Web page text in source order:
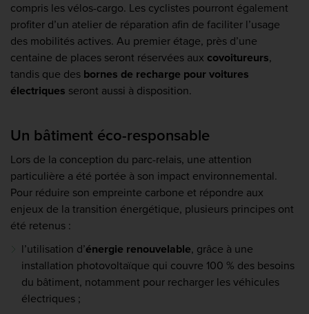
compris les vélos-cargo. Les cyclistes pourront également
profiter d’un atelier de réparation afin de faciliter l’usage
des mobilités actives. Au premier étage, près d’une
centaine de places seront réservées aux covoitureurs,
tandis que des bornes de recharge pour voitures
électriques seront aussi à disposition.
Un bâtiment éco-responsable
Lors de la conception du parc-relais, une attention
particulière a été portée à son impact environnemental.
Pour réduire son empreinte carbone et répondre aux
enjeux de la transition énergétique, plusieurs principes ont
été retenus :
l’utilisation d’énergie renouvelable, grâce à une
installation photovoltaïque qui couvre 100 % des besoins
du bâtiment, notamment pour recharger les véhicules
électriques ;